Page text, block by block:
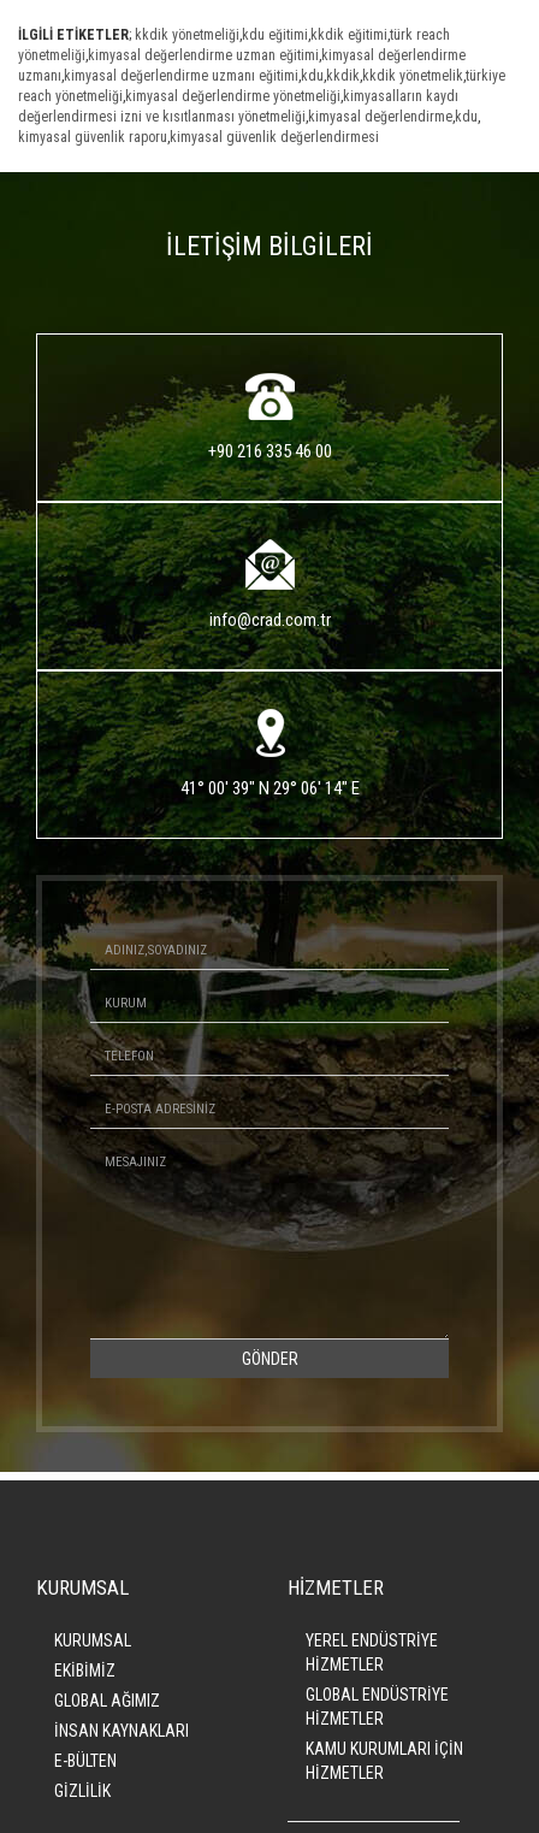
İLGİLİ ETİKETLER; kkdik yönetmeliği,kdu eğitimi,kkdik eğitimi,türk reach
yönetmeliği,kimyasal değerlendirme uzman eğitimi,kimyasal değerlendirme
uzmanı,kimyasal değerlendirme uzmanı eğitimi,kdu,kkdik,kkdik yönetmelik,türkiye
reach yönetmeliği,kimyasal değerlendirme yönetmeliği,kimyasalların kaydı
değerlendirmesi izni ve kısıtlanması yönetmeliği,kimyasal değerlendirme,kdu,
kimyasal güvenlik raporu,kimyasal güvenlik değerlendirmesi
İLETİŞİM BİLGİLERİ
+90 216 335 46 00
info@crad.com.tr
41° 00' 39" N 29° 06' 14" E
GÖNDER
KURUMSAL
KURUMSAL
EKİBİMİZ
GLOBAL AĞIMIZ
İNSAN KAYNAKLARI
E-BÜLTEN
GİZLİLİK
HİZMETLER
YEREL ENDÜSTRİYE
HİZMETLER
GLOBAL ENDÜSTRİYE
HİZMETLER
KAMU KURUMLARI İÇİN
HİZMETLER